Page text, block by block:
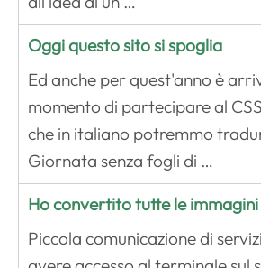
Oggi questo sito si spoglia
Ed anche per quest'anno è
momento di partecipare al
che in italiano potremmo
Giornata senza fogli di …
Ho convertito tutte le
Piccola comunicazione di